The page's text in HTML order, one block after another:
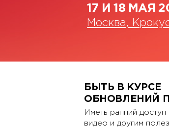
17 И 18 МАЯ
Москва,
БЫТЬ В КУРСЕ
ОБНОВЛЕНИЙ
Иметь ранний
видео и другим